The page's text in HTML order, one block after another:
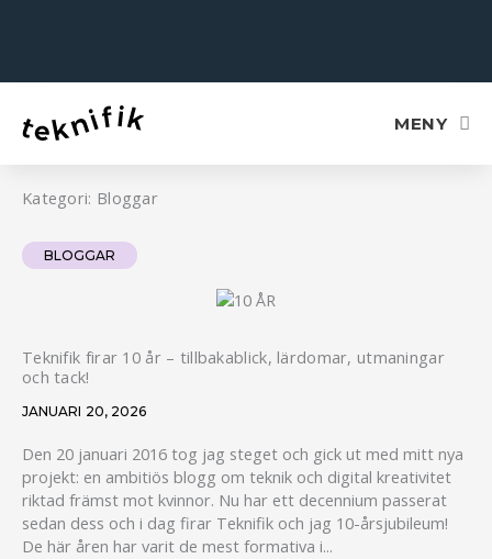
MENY
Kategori: Bloggar
BLOGGAR
Teknifik firar 10 år – tillbakablick, lärdomar, utmaningar
och tack!
JANUARI 20, 2026
Den 20 januari 2016 tog jag steget och gick ut med mitt nya
projekt: en ambitiös blogg om teknik och digital kreativitet
riktad främst mot kvinnor. Nu har ett decennium passerat
sedan dess och i dag firar Teknifik och jag 10-årsjubileum!
De här åren har varit de mest formativa i...